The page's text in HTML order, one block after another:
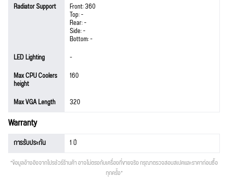
Radiator Support
Front: 360
Top: -
Rear: -
Side: -
Bottom: -
LED Lighting
-
Max CPU Coolers
height
160
Max VGA Length 320
Warranty
การรับประกัน 1 ปี
*ข้อมูลอ้างอิงจากโปรชัวร์ร้านค้า อาจไม่ตรงกับเครื่องที่ขายจริง กรุณาตรวจสอบสเปคและราคาก่อนซื้อ
ทุกครั้ง*